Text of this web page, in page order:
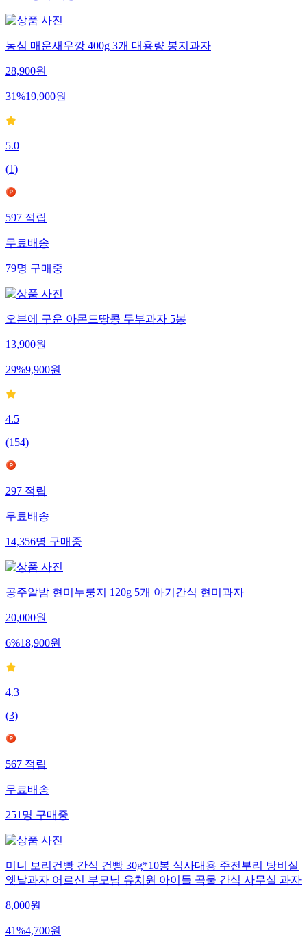
농심 매운새우깡 400g 3개 대용량 봉지과자
28,900원
31%19,900원
5.0
(1)
597적립
무료배송
79명구매중
오븐에 구운 아몬드땅콩 두부과자 5봉
13,900원
29%9,900원
4.5
(154)
297적립
무료배송
14,356명구매중
공주알밤 현미누룽지 120g 5개 아기간식 현미과자
20,000원
6%18,900원
4.3
(3)
567적립
무료배송
251명구매중
미니 보리건빵 간식 건빵 30g*10봉 식사대용 주전부리 탕비실
옛날과자 어르신 부모님 유치원 아이들 곡물 간식 사무실 과자
8,000원
41%4,700원